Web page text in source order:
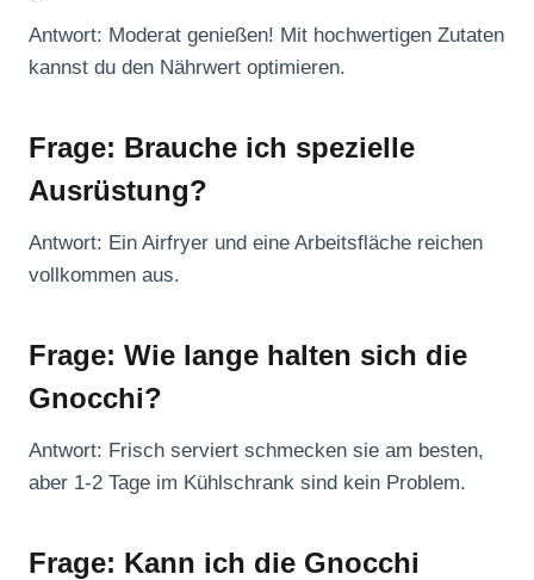
Antwort: Moderat genießen! Mit hochwertigen Zutaten
kannst du den Nährwert optimieren.
Frage: Brauche ich spezielle
Ausrüstung?
Antwort: Ein Airfryer und eine Arbeitsfläche reichen
vollkommen aus.
Frage: Wie lange halten sich die
Gnocchi?
Antwort: Frisch serviert schmecken sie am besten,
aber 1-2 Tage im Kühlschrank sind kein Problem.
Frage: Kann ich die Gnocchi